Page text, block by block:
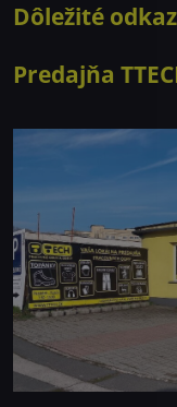
Dôležité
Predajňa